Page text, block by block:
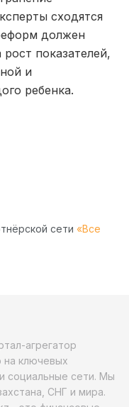
сходятся
должен
показателей,
и
ребенка.
сети «Все
агрегатор
на ключевых
социальные сети. Мы
СНГ и мира.